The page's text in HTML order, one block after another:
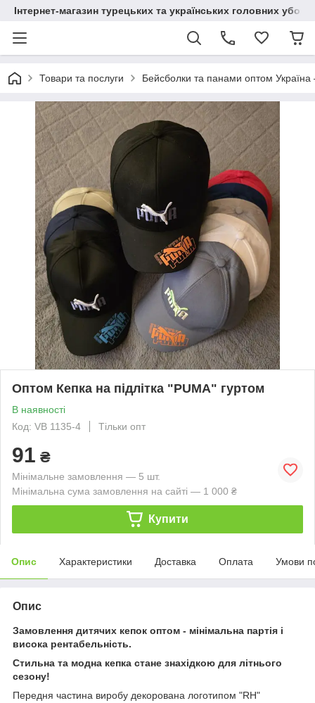
Інтернет-магазин турецьких та українських головних
Товари та послуги Бейсболки та панами оптом
Оптом Кепка на підлітка "PUMA" гуртом
В наявності
Код: VB 1135-4
Тільки опт
91 ₴
Мінімальне замовлення — 5 шт.
Мінімальна сума замовлення на сайті — 1 000 ₴
Купити
Опис Характеристики Доставка Оплата Умови
Опис
Замовлення дитячих кепок оптом - мінімальна партія і
висока рентабельність.
Стильна та модна кепка стане знахідкою для літнього
сезону!
Передня частина виробу декорована логотипом "RH"